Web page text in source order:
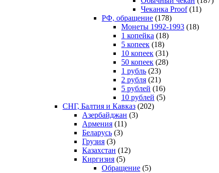
Чеканка Proof(11)
РФ, обращение (178)
Монеты 1992-1993 (18)
1 копейка (18)
5 копеек (18)
10 копеек (31)
50 копеек (28)
1 рубль (23)
2 рубля (21)
5 рублей (16)
10 рублей (5)
СНГ, Балтия и Кавказ (202)
Азербайджан (3)
Армения (11)
Беларусь (3)
Грузия (3)
Казахстан (12)
Киргизия (5)
Обращение (5)